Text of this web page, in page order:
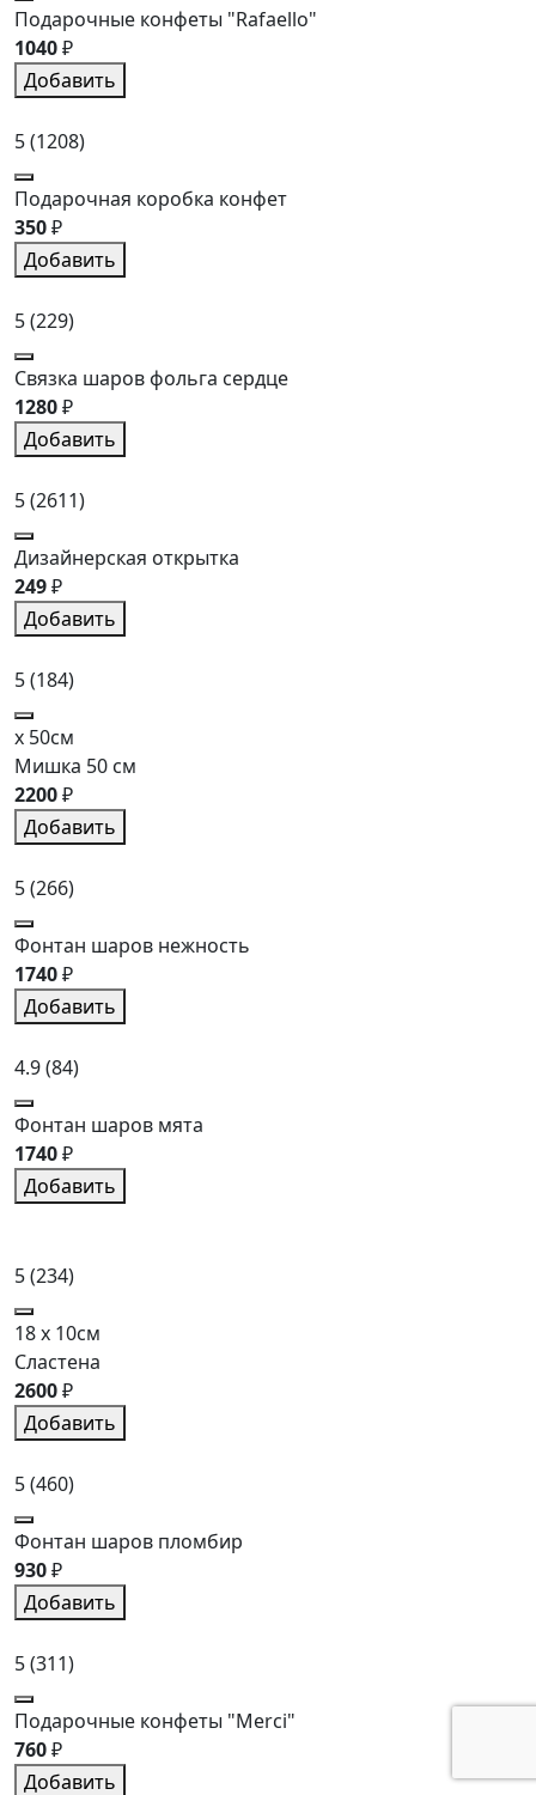
Подарочные конфеты "Rafaello"
1040₽
Добавить
5(1208)
Подарочная коробка конфет
350₽
Добавить
5(229)
Связка шаров фольга сердце
1280₽
Добавить
5(2611)
Дизайнерская открытка
249₽
Добавить
5(184)
x 50см
Мишка 50 см
2200₽
Добавить
5(266)
Фонтан шаров нежность
1740₽
Добавить
4.9(84)
Фонтан шаров мята
1740₽
Добавить
5(234)
18 x 10см
Сластена
2600₽
Добавить
5(460)
Фонтан шаров пломбир
930₽
Добавить
5(311)
Подарочные конфеты "Merci"
760₽
Добавить